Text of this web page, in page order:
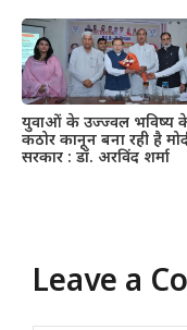
युवाओं के उज्ज्वल भविष्य
कठोर कानून बना रही है
सरकार : डॉ. अरविंद शर्मा
Leave a